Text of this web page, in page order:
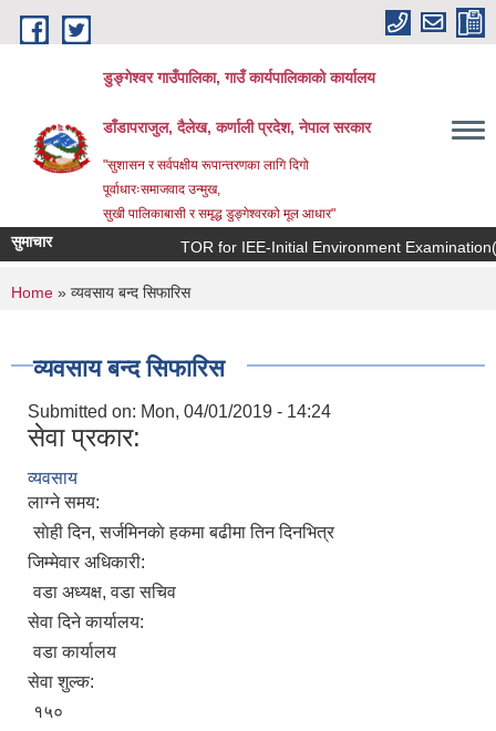
Skip to main content
डुङ्गेश्वर गाउँपालिका, गाउँ कार्यपालिकाको कार्यालय
डाँडापराजुल, दैलेख, कर्णाली प्रदेश, नेपाल सरकार
"सुशासन र सर्वपक्षीय रूपान्तरणका लागि दिगो
पूर्वाधारःसमाजवाद उन्मुख,
सुखी पालिकाबासी र समृद्ध डुङ्गेश्वरको मूल आधार"
सुमाचार TOR for IEE-Initial Environment
You are here
Home » व्यवसाय बन्द सिफारिस
व्यवसाय बन्द सिफारिस
Submitted on: Mon, 04/01/2019 - 14:24
सेवा प्रकार:
व्यवसाय
लाग्ने समय:
साेही दिन, सर्जमिनकाे हकमा बढीमा तिन दिनभित्र
जिम्मेवार अधिकारी:
वडा अध्यक्ष, वडा सचिव
सेवा दिने कार्यालय:
वडा कार्यालय
सेवा शुल्क:
१५०